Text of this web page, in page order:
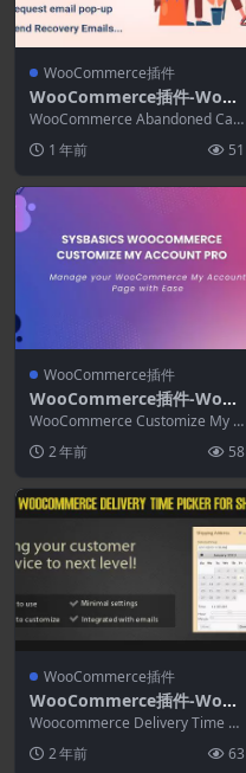
WooCommerce插件
WooCommerce插件-WooC
ommerce Abandoned Car
t Recovery 1.1.6(电子邮件–
短信–信使)
WooCommerce Abandoned Cart
1 年前 51
WooCommerce插件
WooCommerce插件-WooC
ommerce Customize My a
ccount Pro 3.6.1
WooCommerce Customize My a
2 年前 58
WooCommerce插件
WooCommerce插件-WooC
ommerce Delivery Time Pi
cker for Shipping 3.2.7
Woocommerce Delivery Time Pi
2 年前 63